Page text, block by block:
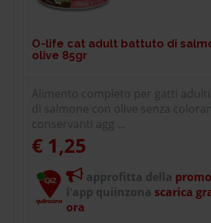
O-life cat adult battuto di
olive 85gr
Alimento completo per gatti
di salmone con olive senza
conservanti agg ...
€ 1,25
approfitta della promo
l'app quiinzona scarica
ora